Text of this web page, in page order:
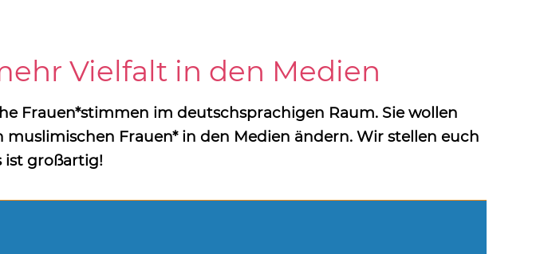
Vielfalt in den Medien
Frauen*stimmen im deutschsprachigen Raum. Sie wollen
Frauen* in den Medien ändern. Wir stellen euch
ist großartig!